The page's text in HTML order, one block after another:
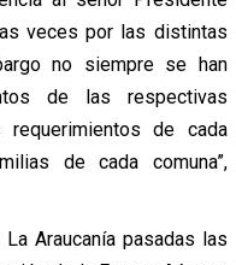
veces por las distintas
no siempre se han
de las respectivas
de cada
de cada comuna”,
Araucanía pasadas las